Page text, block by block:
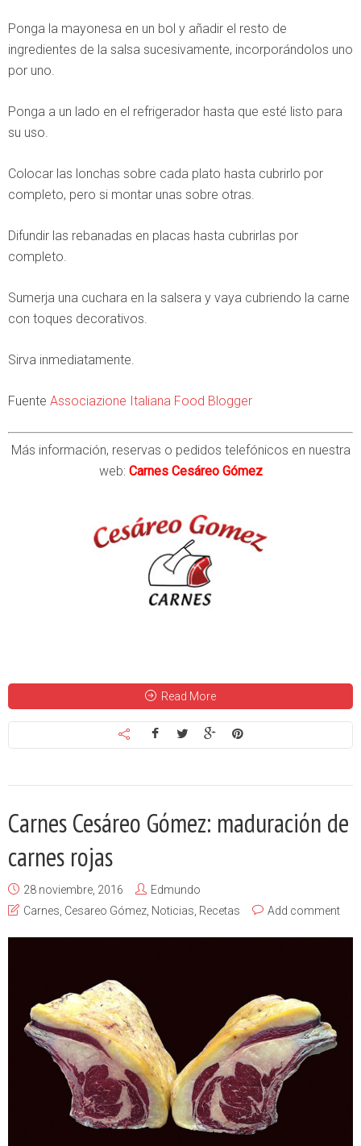
Ponga la mayonesa en un bol y añadir el resto de
ingredientes de la salsa sucesivamente, incorporándolos uno
por uno.
Ponga a un lado en el refrigerador hasta que esté listo para
su uso.
Colocar las lonchas sobre cada plato hasta cubrirlo por
completo, pero si montar unas sobre otras.
Difundir las rebanadas en placas hasta cubrirlas por
completo.
Sumerja una cuchara en la salsera y vaya cubriendo la carne
con toques decorativos.
Sirva inmediatamente.
Fuente Associazione Italiana Food Blogger
Más información, reservas o pedidos telefónicos en nuestra
web: Carnes Cesáreo Gómez
Read More
Carnes Cesáreo Gómez: maduración de
carnes rojas
28 noviembre, 2016
Edmundo
Carnes Cesareo Gómez Noticias Recetas Add comment